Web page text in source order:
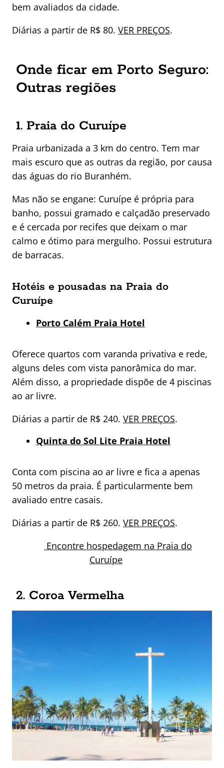
bem avaliados da cidade.
Diárias a partir de R$ 80. VER PREÇOS.
Onde ficar em Porto Seguro:
Outras regiões
1. Praia do Curuípe
Praia urbanizada a 3 km do centro. Tem mar
mais escuro que as outras da região, por causa
das águas do rio Buranhém.
Mas não se engane: Curuípe é própria para
banho, possui gramado e calçadão preservado
e é cercada por recifes que deixam o mar
calmo e ótimo para mergulho. Possui estrutura
de barracas.
Hotéis e pousadas na Praia do
Curuípe
Porto Calém Praia Hotel
Oferece quartos com varanda privativa e rede,
alguns deles com vista panorâmica do mar.
Além disso, a propriedade dispõe de 4 piscinas
ao ar livre.
Diárias a partir de R$ 240. VER PREÇOS.
Quinta do Sol Lite Praia Hotel
Conta com piscina ao ar livre e fica a apenas
50 metros da praia. É particularmente bem
avaliado entre casais.
Diárias a partir de R$ 260. VER PREÇOS.
Encontre hospedagem na Praia do
Curuípe
2. Coroa Vermelha